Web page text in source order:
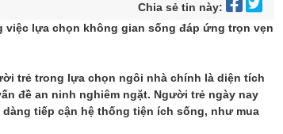
Chia sẻ tin này:
lựa chọn không gian sống đáp ứng trọn vẹn
trẻ trong lựa chọn ngôi nhà chính là diện tích
đề an ninh nghiêm ngặt. Người trẻ ngày nay
tiếp cận hệ thống tiện ích sống, như mua